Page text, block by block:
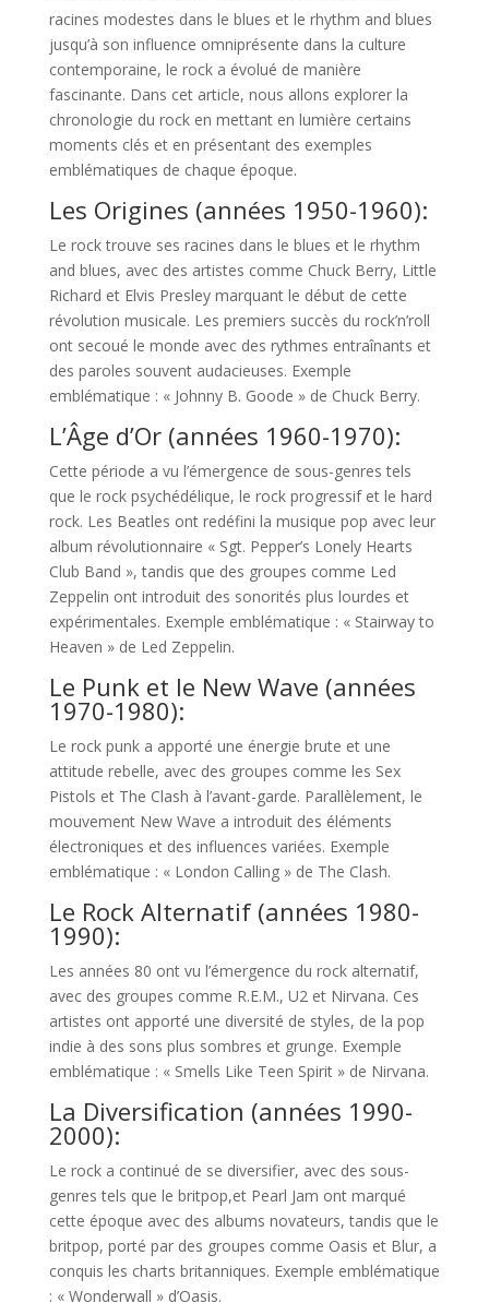
racines modestes dans le blues et le rhythm and blues
jusqu’à son influence omniprésente dans la culture
contemporaine, le rock a évolué de manière
fascinante. Dans cet article, nous allons explorer la
chronologie du rock en mettant en lumière certains
moments clés et en présentant des exemples
emblématiques de chaque époque.
Les Origines (années 1950-1960):
Le rock trouve ses racines dans le blues et le rhythm
and blues, avec des artistes comme Chuck Berry, Little
Richard et Elvis Presley marquant le début de cette
révolution musicale. Les premiers succès du rock’n’roll
ont secoué le monde avec des rythmes entraînants et
des paroles souvent audacieuses. Exemple
emblématique : « Johnny B. Goode » de Chuck Berry.
L’Âge d’Or (années 1960-1970):
Cette période a vu l’émergence de sous-genres tels
que le rock psychédélique, le rock progressif et le hard
rock. Les Beatles ont redéfini la musique pop avec leur
album révolutionnaire « Sgt. Pepper’s Lonely Hearts
Club Band », tandis que des groupes comme Led
Zeppelin ont introduit des sonorités plus lourdes et
expérimentales. Exemple emblématique : « Stairway to
Heaven » de Led Zeppelin.
Le Punk et le New Wave (années
1970-1980):
Le rock punk a apporté une énergie brute et une
attitude rebelle, avec des groupes comme les Sex
Pistols et The Clash à l’avant-garde. Parallèlement, le
mouvement New Wave a introduit des éléments
électroniques et des influences variées. Exemple
emblématique : « London Calling » de The Clash.
Le Rock Alternatif (années 1980-
1990):
Les années 80 ont vu l’émergence du rock alternatif,
avec des groupes comme R.E.M., U2 et Nirvana. Ces
artistes ont apporté une diversité de styles, de la pop
indie à des sons plus sombres et grunge. Exemple
emblématique : « Smells Like Teen Spirit » de Nirvana.
La Diversification (années 1990-
2000):
Le rock a continué de se diversifier, avec des sous-
genres tels que le britpop,et Pearl Jam ont marqué
cette époque avec des albums novateurs, tandis que le
britpop, porté par des groupes comme Oasis et Blur, a
conquis les charts britanniques. Exemple emblématique
: « Wonderwall » d’Oasis.